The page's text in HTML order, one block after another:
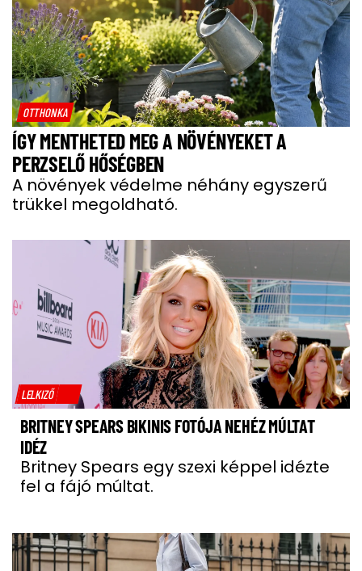
OTTHONKA
ÍGY MENTHETED MEG A NÖVÉNYEKET A
PERZSELŐ HŐSÉGBEN
A növények védelme néhány egyszerű
trükkel megoldható.
LELKIZŐ
BRITNEY SPEARS BIKINIS FOTÓJA NEHÉZ MÚLTAT
IDÉZ
Britney Spears egy szexi képpel idézte
fel a fájó múltat.